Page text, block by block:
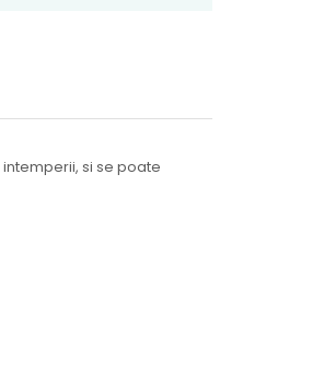
si se poate